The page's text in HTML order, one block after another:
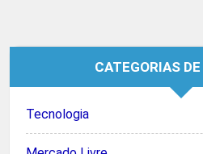
CATEGORIAS
Tecnologia